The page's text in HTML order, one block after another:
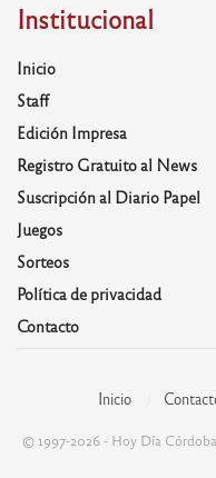
Institucional
Inicio
Staff
Edición Impresa
Registro Gratuito al News
Suscripción al Diario Papel
Juegos
Sorteos
Política de privacidad
Contacto
Inicio
© 1997-2026 - Hoy Día Córdoba